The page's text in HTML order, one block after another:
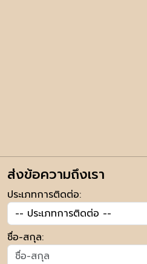
ส่งข้อความถึงเรา
ประเภทการติดต่อ:
ชื่อ-สกุล: